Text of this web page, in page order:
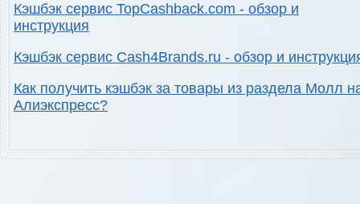
Кэшбэк сервис TopCashback.com - обзор и
инструкция
Кэшбэк сервис Cash4Brands.ru - обзор и
Как получить кэшбэк за товары из раздела Молл
Алиэкспресс?